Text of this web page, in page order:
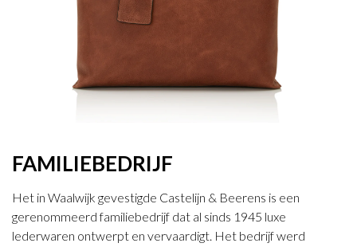
FAMILIEBEDRIJF
Het in Waalwijk gevestigde Castelijn & Beerens is een
gerenommeerd familiebedrijf dat al sinds 1945 luxe
lederwaren ontwerpt en vervaardigt. Het bedrijf werd